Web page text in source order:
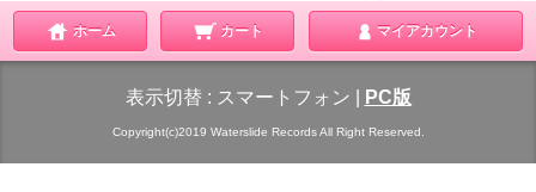
ホーム カート マイアカウント
表示切替 : スマートフォン PC版
Copyright(c)2019 Waterslide Records All Right Reserved.